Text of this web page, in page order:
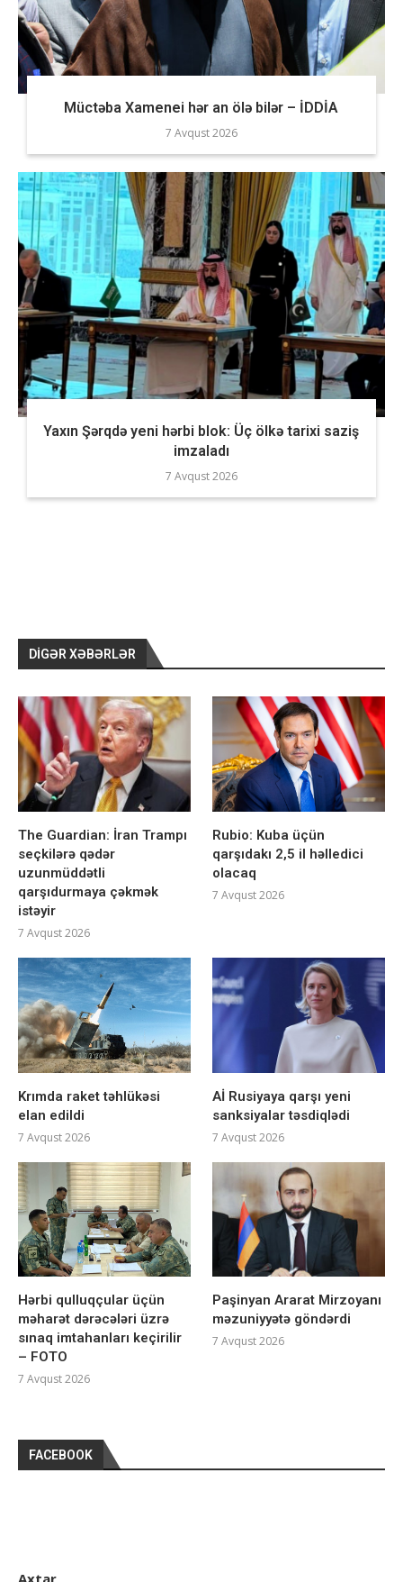
Müctəba Xamenei hər an ölə bilər – İDDİA
7 Avqust 2026
Yaxın Şərqdə yeni hərbi blok: Üç ölkə tarixi saziş
imzaladı
7 Avqust 2026
DIGƏR XƏBƏRLƏR
The Guardian: İran Trampı
seçkilərə qədər
uzunmüddətli
qarşıdurmaya çəkmək
istəyir
7 Avqust 2026
Rubio: Kuba üçün
qarşıdakı 2,5 il həlledici
olacaq
7 Avqust 2026
Krımda raket təhlükəsi
elan edildi
7 Avqust 2026
Aİ Rusiyaya qarşı yeni
sanksiyalar təsdiqlədi
7 Avqust 2026
Hərbi qulluqçular üçün
məharət dərəcələri üzrə
sınaq imtahanları keçirilir
– FOTO
7 Avqust 2026
Paşinyan Ararat Mirzoyanı
məzuniyyətə göndərdi
7 Avqust 2026
FACEBOOK